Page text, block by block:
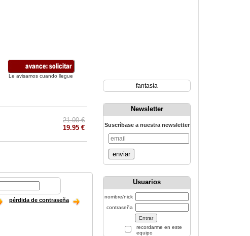
Le avisamos cuando llegue
21.00 €
19.95 €
pérdida de contraseña
fantasía
Newsletter
Suscríbase a nuestra newsletter
enviar
Usuarios
nombre/nick
contraseña
recordarme en este
equipo